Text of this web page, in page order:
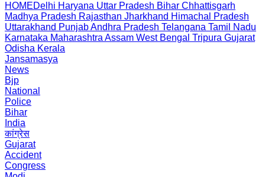
HOMEDelhi Haryana Uttar Pradesh Bihar Chhattisgarh
Madhya Pradesh Rajasthan Jharkhand Himachal Pradesh
Uttarakhand PunjabAndhra Pradesh Telangana Tamil Nadu
Karnataka Maharashtra Assam West Bengal Tripura Gujarat
Odisha Kerala
Jansamasya
News
Bjp
National
Police
Bihar
India
कांग्रेस
Gujarat
Accident
Congress